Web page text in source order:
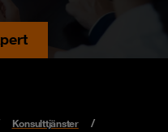
Konsulttjänster